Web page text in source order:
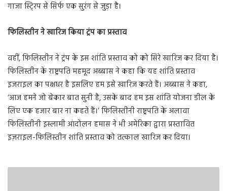
गाजा स्टि्रप से सिर्फ एक सुरंग से जुड़ा है।
फिलिस्तीन ने खारिज किया ट्रंप का प्रस्ताव
वहीं, फिलिस्तीन ने ट्रंप के इस शांति प्रस्ताव को को सिरे खारिज कर दिया है।
फिलिस्तीन के राष्ट्रपति महमूद अब्बास ने कहा कि यह शांति प्रस्ताव
इजराइल का पक्षधर है इसलिए हम इसे खारिज करते हैं। अब्बास ने कहा,
‘आज हमने जो बेकार बात सुनी है, उसके बाद हम इस शांति योजना डील के
लिए एक हजार बार ना कहते हैं।’ फिलिस्तीनी राष्ट्रपति के अलावा
फिलिस्तीनी इस्लामी आंदोलन हमास ने भी अमेरिका द्वारा प्रस्तावित
इज़राइल-फिलिस्तीन शांति प्रस्ताव को तत्काल खारिज कर दिया।